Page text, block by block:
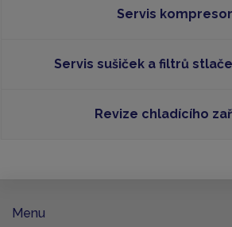
Servis
Servis sušiček a filtrů
Revize chladícího
Menu